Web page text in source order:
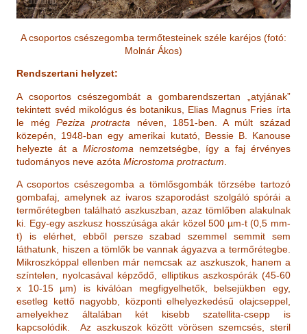
A csoportos csészegomba termőtesteinek széle karéjos (fotó:
Molnár Ákos)
Rendszertani helyzet:
A csoportos csészegombát a gombarendszertan „atyjának”
tekintett svéd mikológus és botanikus, Elias Magnus Fries írta
le még Peziza protracta néven, 1851-ben. A múlt század
közepén, 1948-ban egy amerikai kutató, Bessie B. Kanouse
helyezte át a Microstoma nemzetségbe, így a faj érvényes
tudományos neve azótaMicrostoma protractum
A csoportos csészegomba a tömlősgombák törzsébe tartozó
gombafaj, amelynek az ivaros szaporodást szolgáló spórái a
termőrétegben található aszkuszban, azaz tömlőben alakulnak
ki. Egy-egy aszkusz hosszúsága akár közel 500 µm-t (0,5 mm-
t) is elérhet, ebből persze szabad szemmel semmit sem
láthatunk, hiszen a tömlők be vannak ágyazva a termőrétegbe.
Mikroszkóppal ellenben már nemcsak az aszkuszok, hanem a
színtelen, nyolcasával képződő, elliptikus aszkospórák (45-60
x 10-15 µm) is kiválóan megfigyelhetők, belsejükben egy,
esetleg kettő nagyobb, központi elhelyezkedésű olajcseppel,
amelyekhez általában két kisebb szatellita-csepp is
kapcsolódik. Az aszkuszok között vörösen szemcsés, steril